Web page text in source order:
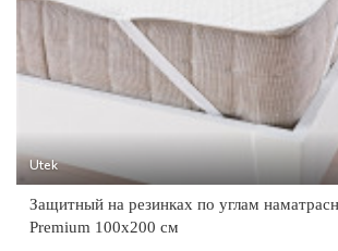
Utek
Защитный на резинках по углам
Premium 100x200 см